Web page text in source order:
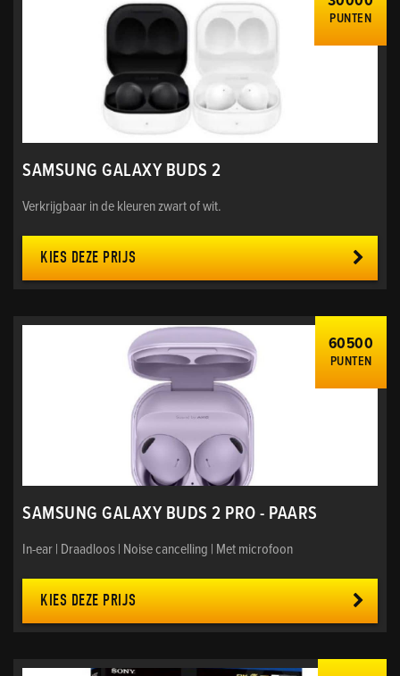
PUNTEN
SAMSUNG GALAXY BUDS 2
Verkrijgbaar in de kleuren zwart of wit.
KIES DEZE PRIJS
60500
PUNTEN
SAMSUNG GALAXY BUDS 2 PRO - PAARS
In-ear | Draadloos | Noise cancelling | Met microfoon
KIES DEZE PRIJS